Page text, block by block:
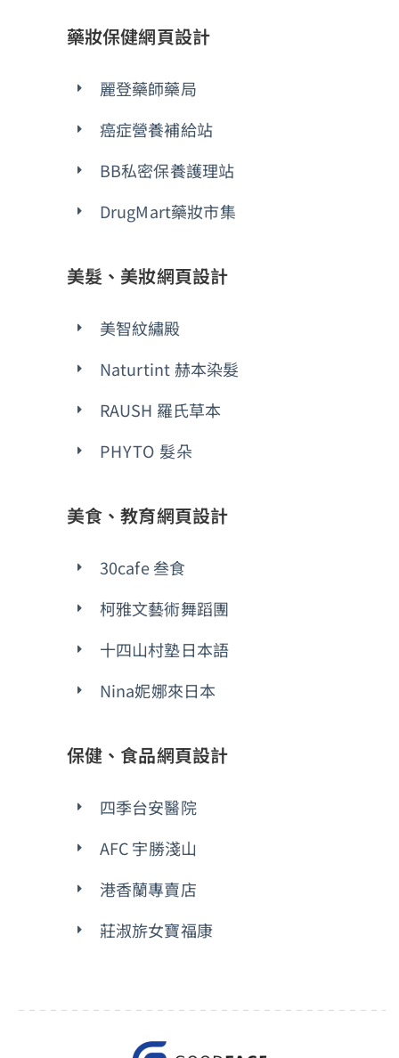
藥妝保健網頁設計
麗登藥師藥局
癌症營養補給站
BB私密保養護理站
DrugMart藥妝市集
美髮、美妝網頁設計
美智紋繡殿
Naturtint 赫本染髮
RAUSH 羅氏草本
PHYTO 髮朵
美食、教育網頁設計
30cafe 叁食
柯雅文藝術舞蹈團
十四山村塾日本語
Nina妮娜來日本
保健、食品網頁設計
四季台安醫院
AFC 宇勝淺山
港香蘭專賣店
莊淑旂女寶福康